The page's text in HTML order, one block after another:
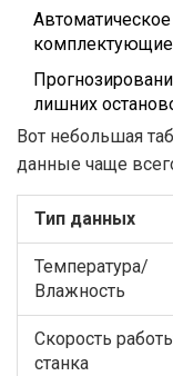
лишних
Вот небольшая
данные чаще
Тип данных
Температура/
Влажность
Скорость
станка